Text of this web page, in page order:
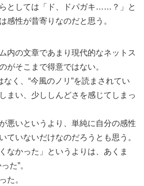
としては「ド、ドパガキ……？」と
感性が昔寄りなのだと思う。
内の文章であまり現代的なネットス
がそこまで得意ではない。
なく、“今風のノリ”を読まされてい
まい、少ししんどさを感じてしまっ
悪いというより、単純に自分の感性
ていないだけなのだろうとも思う。
なかった」というよりは、あくま
た”。
た。